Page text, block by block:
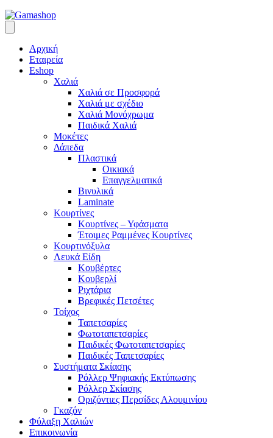
Αρχική
Εταιρεία
Eshop
Χαλιά
Χαλιά σε Προσφορά
Χαλιά με σχέδιο
Χαλιά Μονόχρωμα
Παιδικά Χαλιά
Μοκέτες
Δάπεδα
Πλαστικά
Οικιακά
Επαγγελματικά
Βινυλικά
Laminate
Κουρτίνες
Κουρτίνες – Υφάσματα
Έτοιμες Ραμμένες Κουρτίνες
Κουρτινόξυλα
Λευκά Είδη
Κουβέρτες
Κουβερλί
Ριχτάρια
Βρεφικές Πετσέτες
Τοίχος
Ταπετσαρίες
Φωτοταπετσαρίες
Παιδικές Φωτοταπετσαρίες
Παιδικές Ταπετσαρίες
Συστήματα Σκίασης
Ρόλλερ Ψηφιακής Εκτύπωσης
Ρόλλερ Σκίασης
Οριζόντιες Περσίδες Αλουμινίου
Γκαζόν
Φύλαξη Χαλιών
Επικοινωνία